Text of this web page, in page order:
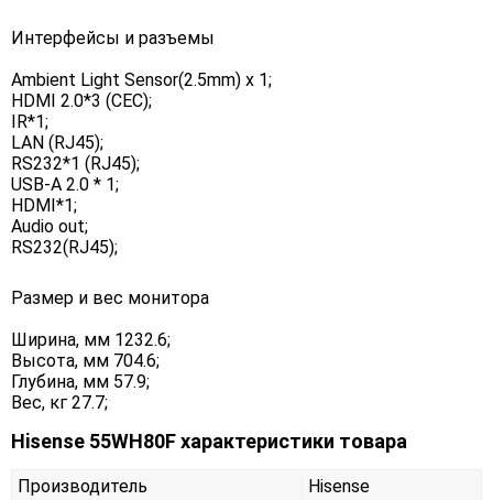
Интерфейсы и разъемы
Ambient Light Sensor(2.5mm) x 1;
HDMI 2.0*3 (CEC);
IR*1;
LAN (RJ45);
RS232*1 (RJ45);
USB-A 2.0 * 1;
HDMI*1;
Audio out;
RS232(RJ45);
Размер и вес монитора
Ширина, мм 1232.6;
Высота, мм 704.6;
Глубина, мм 57.9;
Вес, кг 27.7;
Hisense 55WH80F характеристики товара
Производитель
Hisense